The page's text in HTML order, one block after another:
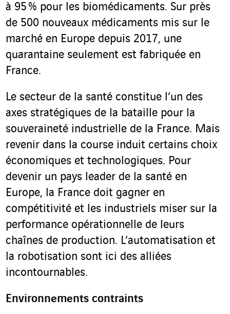
à 95 % pour les biomédicaments. Sur près
de 500 nouveaux médicaments mis sur le
marché en Europe depuis 2017, une
quarantaine seulement est fabriquée en
France.
Le secteur de la santé constitue l’un des
axes stratégiques de la bataille pour la
souveraineté industrielle de la France. Mais
revenir dans la course induit certains choix
économiques et technologiques. Pour
devenir un pays leader de la santé en
Europe, la France doit gagner en
compétitivité et les industriels miser sur la
performance opérationnelle de leurs
chaînes de production. L’automatisation et
la robotisation sont ici des alliées
incontournables.
Environnements contraints